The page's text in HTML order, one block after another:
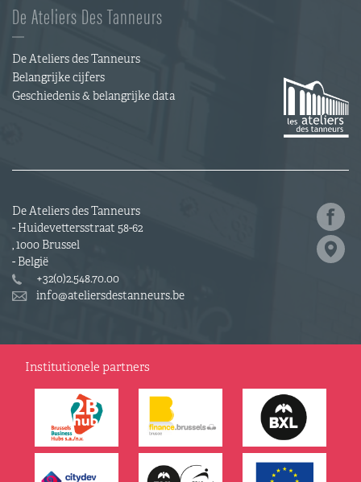
De Ateliers Des Tanneurs
De Ateliers des Tanneurs
Belangrijke cijfers
Geschiedenis & belangrijke data
De Ateliers des Tanneurs
- Huidevettersstraat 58-62
, 1000 Brussel
- België
+32(0)2.548.70.00
info@ateliersdestanneurs.be
Institutionele partners